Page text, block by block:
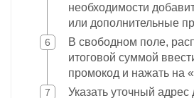
необходимости
или дополнительные
В свободном поле,
итоговой суммой
промокод и нажать на
Указать уточный адрес